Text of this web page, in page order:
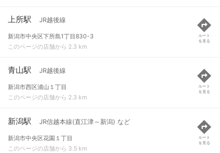
上所駅 JR越後線
新潟市中央区下所島1丁目830-3
このページの店舗から 2.3 km
ルート
を見る
青山駅 JR越後線
新潟市西区浦山１丁目
このページの店舗から 2.3 km
ルート
を見る
新潟駅 JR信越本線(直江津～新潟) など
新潟市中央区花園１丁目
このページの店舗から 3.5 km
ルート
を見る